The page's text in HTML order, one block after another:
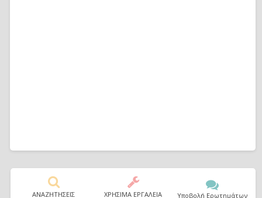
ΑΝΑΖΗΤΗΣΕΙΣ ΧΡΗΣΙΜΑ ΕΡΓΑΛΕΙΑ Υποβολή Ερωτημάτων